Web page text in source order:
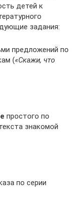
детей к
задания:
предложений по
(«Скажи, что
простого по
знакомой
по серии